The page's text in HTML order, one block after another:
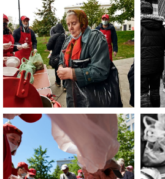
главное - знать, к кому обратиться
за помощью!
ЧИТАТЬ